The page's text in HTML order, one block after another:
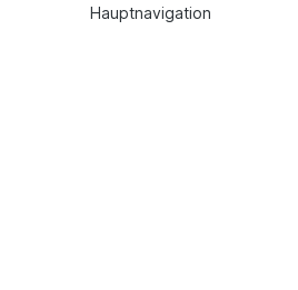
Hauptnavigation